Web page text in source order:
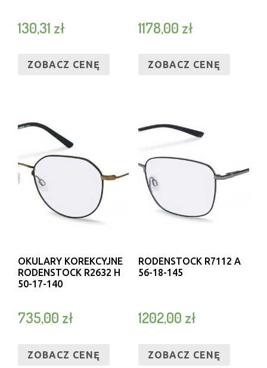
130,31 zł
ZOBACZ CENĘ
1178,00 zł
ZOBACZ CENĘ
OKULARY KOREKCYJNE
RODENSTOCK R2632 H
50-17-140
735,00 zł
ZOBACZ CENĘ
RODENSTOCK R7112 A
56-18-145
1202,00 zł
ZOBACZ CENĘ